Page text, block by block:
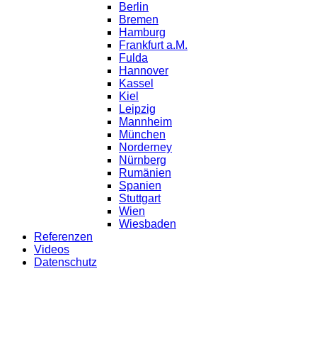
Berlin
Bremen
Hamburg
Frankfurt a.M.
Fulda
Hannover
Kassel
Kiel
Leipzig
Mannheim
München
Norderney
Nürnberg
Rumänien
Spanien
Stuttgart
Wien
Wiesbaden
Referenzen
Videos
Datenschutz